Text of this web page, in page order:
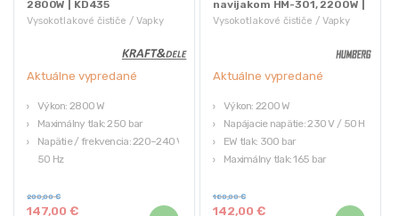
Vysokotlakové čističe / Vapky
2800W | KD435
Aktuálne vypredané
Výkon: 2800 W
Maximálny tlak: 250 bar
Napätie / frekvencia: 220–240 V /
50 Hz
Max. teplota vody: 60 °C
147,00€
200,00€
Vysokotlakové čističe / Vapky
navijakom HM-301, 2200W |
Humberg
Aktuálne vypredané
Výkon: 2200 W
Napájacie napätie: 230 V / 50 Hz
EW tlak: 300 bar
Maximálny tlak: 165 bar
142,00€
180,00€